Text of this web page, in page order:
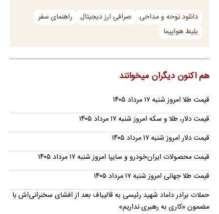
دانلود نوحه و مداحی صرافی ارز دیجیتال
راهنمای سفر
بلیط هواپیما
هم اکنون دیگران میخوانند
قیمت طلا امروز شنبه ۱۷ مرداد ۱۴۰۵
قیمت دلار، طلا و سکه امروز شنبه ۱۷ مرداد ۱۴۰۵
قیمت دلار امروز شنبه ۱۷ مرداد ۱۴۰۵
قیمت محصولات ایران‌خودرو و سایپا امروز شنبه ۱۷ مرداد ۱۴۰۵
قیمت طلا جهانی امروز شنبه ۱۷ مرداد ۱۴۰۵
حملات برادر داماد شهید رئیسی به قالیباف بعد از افشای سخنرانی‌اش با
مضمون «کاری به رهبری نداریم»